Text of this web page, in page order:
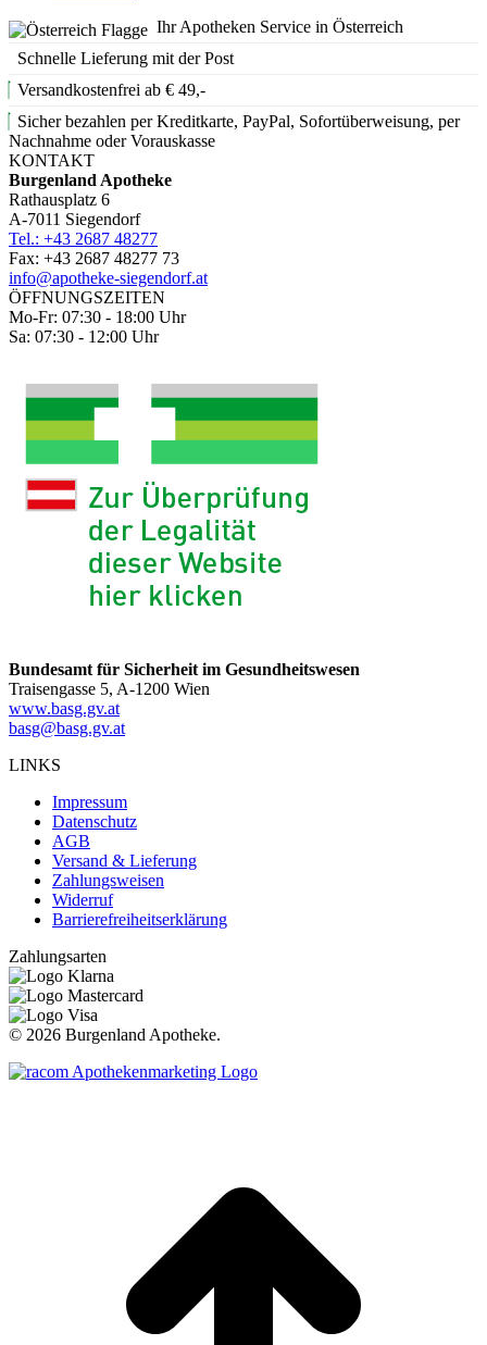
Ihr Apotheken Service in Österreich
Schnelle Lieferung mit der Post
Versandkostenfrei ab € 49,-
Sicher bezahlen per Kreditkarte, PayPal, Sofortüberweisung, per
Nachnahme oder Vorauskasse
KONTAKT
Burgenland Apotheke
Rathausplatz 6
A-7011 Siegendorf
Tel.: +43 2687 48277
Fax: +43 2687 48277 73
info@apotheke-siegendorf.at
ÖFFNUNGSZEITEN
Mo-Fr: 07:30 - 18:00 Uhr
Sa: 07:30 - 12:00 Uhr
Bundesamt für Sicherheit im Gesundheitswesen
Traisengasse 5, A-1200 Wien
www.basg.gv.at
basg@basg.gv.at
LINKS
Impressum
Datenschutz
AGB
Versand & Lieferung
Zahlungsweisen
Widerruf
Barrierefreiheitserklärung
Zahlungsarten
© 2026 Burgenland Apotheke.